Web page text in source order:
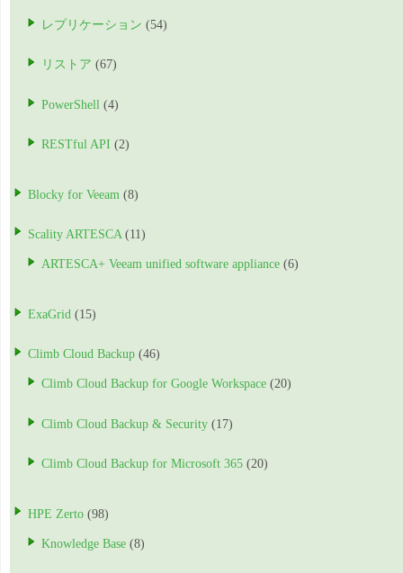
レプリケーション (54)
リストア (67)
PowerShell (4)
RESTful API (2)
Blocky for Veeam (8)
Scality ARTESCA (11)
ARTESCA+ Veeam unified software appliance (6)
ExaGrid (15)
Climb Cloud Backup (46)
Climb Cloud Backup for Google Workspace (20)
Climb Cloud Backup & Security (17)
Climb Cloud Backup for Microsoft 365 (20)
HPE Zerto (98)
Knowledge Base (8)